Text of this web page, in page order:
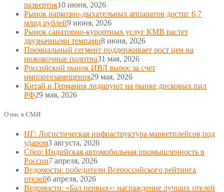
разверток10 июня, 2026
Рынок наркозно-дыхательных аппаратов достиг 6,7
млрд рублей9 июня, 2026
Рынок санаторно-курортных услуг КМВ растет
двузначными темпами8 июня, 2026
Премиальный сегмент поддерживает рост цен на
ножовочные полотна31 мая, 2026
Российский рынок ИВЛ вырос за счет
импортозамещения29 мая, 2026
Китай и Германия лидируют на рынке дисковых пил
РФ29 мая, 2026
О нас в СМИ
НГ: Логистическая инфраструктура маркетплейсов под
ударом3 августа, 2026
Сбер: Индийская автомобильная промышленность в
России7 апреля, 2026
Ведомости: победители Всероссийского рейтинга
отелей6 апреля, 2026
Ведомости: «Бал первых»: награждение лучших отелей